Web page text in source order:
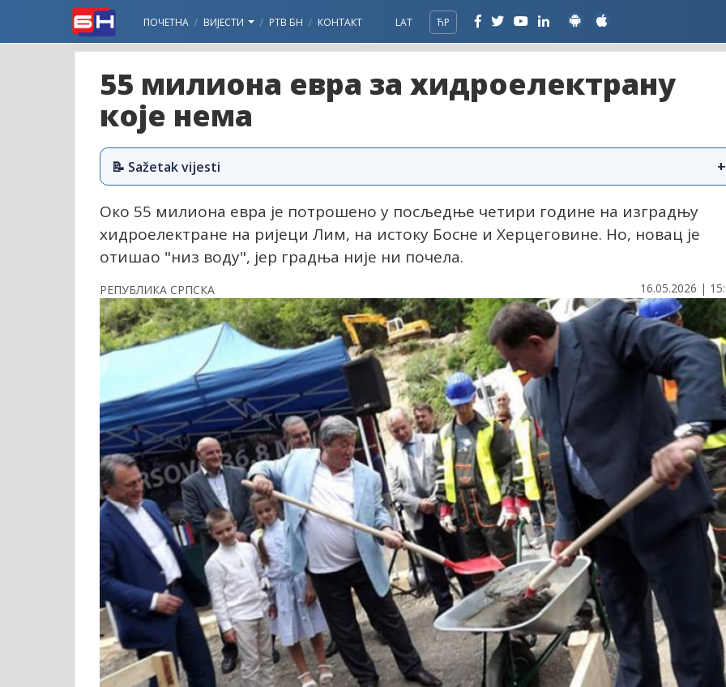
ПОЧЕТНА ВИЈЕСТИ РТВ БН КОНТАКТ LAT ЋР
55 милиона евра за хидроелектрану
које нема
📝 Sažetak vijesti +
Око 55 милиона евра је потрошено у посљедње четири године на изградњу
хидроелектране на ријеци Лим, на истоку Босне и Херцеговине. Но, новац је
отишао "низ воду", јер градња није ни почела.
РЕПУБЛИКА СРПСКА 16.05.2026 |